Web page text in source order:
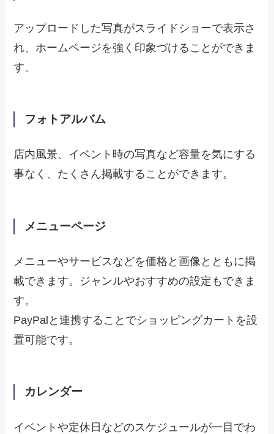
アップロードした写真がスライドショーで表示さ
れ、ホームページを強く印象づけることができま
す。
フォトアルバム
店内風景、イベント時の写真など容量を気にする
事なく、たくさん掲載することができます。
メニューページ
メニューやサービスなどを価格と画像とともに掲
載できます。ジャンルやおすすめの設定もできま
す。
PayPalと連携することでショッピングカートを設
置可能です。
カレンダー
イベントや定休日などのスケジュールが一目でわ